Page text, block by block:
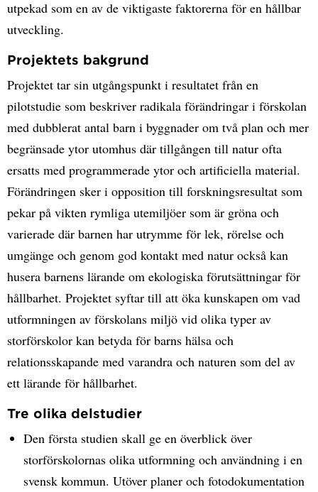
utpekad som en av de viktigaste faktorerna för en hållbar
utveckling.
Projektets bakgrund
Projektet tar sin utgångspunkt i resultatet från en
pilotstudie som beskriver radikala förändringar i förskolan
med dubblerat antal barn i byggnader om två plan och mer
begränsade ytor utomhus där tillgången till natur ofta
ersatts med programmerade ytor och artificiella material.
Förändringen sker i opposition till forskningsresultat som
pekar på vikten rymliga utemiljöer som är gröna och
varierade där barnen har utrymme för lek, rörelse och
umgänge och genom god kontakt med natur också kan
husera barnens lärande om ekologiska förutsättningar för
hållbarhet. Projektet syftar till att öka kunskapen om vad
utformningen av förskolans miljö vid olika typer av
storförskolor kan betyda för barns hälsa och
relationsskapande med varandra och naturen som del av
ett lärande för hållbarhet.
Tre olika delstudier
Den första studien skall ge en överblick över
storförskolornas olika utformning och användning i en
svensk kommun. Utöver planer och fotodokumentation